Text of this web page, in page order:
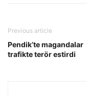
Previous article
Pendik’te magandalar
trafikte terör estirdi